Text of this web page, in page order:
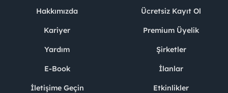
Hakkımızda
Kariyer
Yardım
E-Book
İletişime Geçin
Ücretsiz Kayıt Ol
Premium Üyelik
Şirketler
İlanlar
Etkinlikler